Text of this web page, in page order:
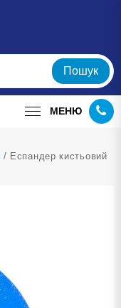
Пошук
МЕНЮ
/ Еспандер кистьовий